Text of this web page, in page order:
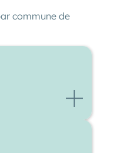
commune de